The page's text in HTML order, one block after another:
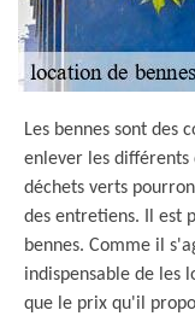
Les bennes sont des
enlever les différents
déchets verts
des entretiens. Il est
bennes. Comme il
indispensable de les
que le prix qu'il